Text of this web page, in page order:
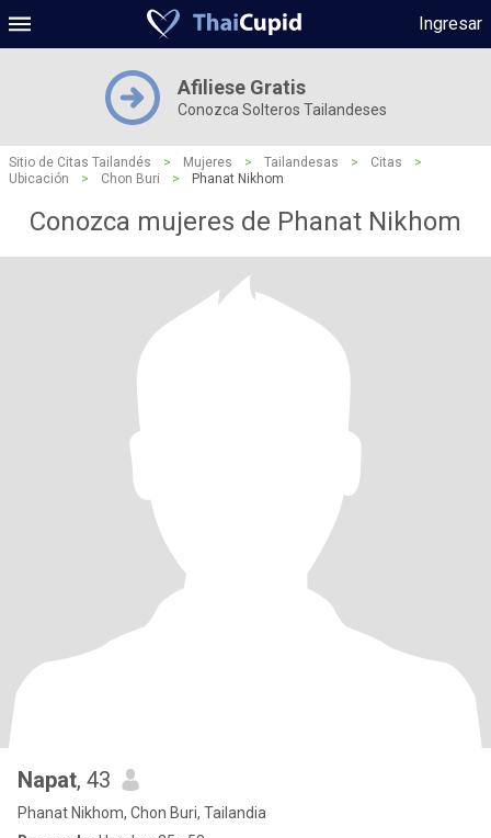
Ingresar
Afiliese Gratis
Conozca Solteros Tailandeses
Sitio de Citas Tailandés > Mujeres > Tailandesas > Citas
>
Ubicación
> Chon Buri > Phanat Nikhom
Conozca mujeres de Phanat Nikhom
Napat, 43
Phanat Nikhom, Chon Buri, Tailandia